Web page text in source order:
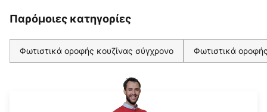
Παρόμοιες κατηγορίες
Φωτιστικά οροφής κουζίνας σύγχρονο Φωτιστικά